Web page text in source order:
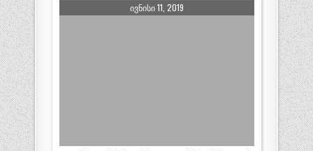
ᲘᲕᲜᲘᲡᲘ 11, 2019